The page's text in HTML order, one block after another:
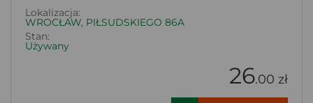
Lokalizacja:
WROCŁAW, PIŁSUDSKIEGO 86A
Stan:
Używany
26.00 zł